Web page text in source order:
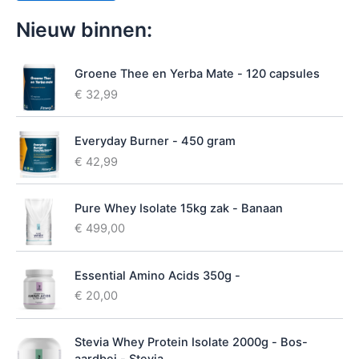
i
r
h
d
Nieuw binnen:
Groene Thee en Yerba Mate - 120 capsules
€ 32,99
Everyday Burner - 450 gram
€ 42,99
Pure Whey Isolate 15kg zak - Banaan
€ 499,00
Essential Amino Acids 350g -
€ 20,00
Stevia Whey Protein Isolate 2000g - Bos-